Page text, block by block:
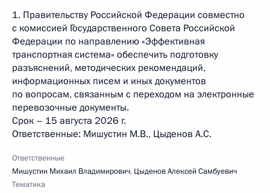
1. Правительству Российской Федерации совместно
с комиссией Государственного Совета Российской
Федерации по направлению «Эффективная
транспортная система» обеспечить подготовку
разъяснений, методических рекомендаций,
информационных писем и иных документов
по вопросам, связанным с переходом на электронные
перевозочные документы.
Срок – 15 августа 2026 г.
Ответственные: Мишустин М.В., Цыденов А.С.
Ответственные
Мишустин Михаил Владимирович, Цыденов Алексей Самбуевич
Тематика